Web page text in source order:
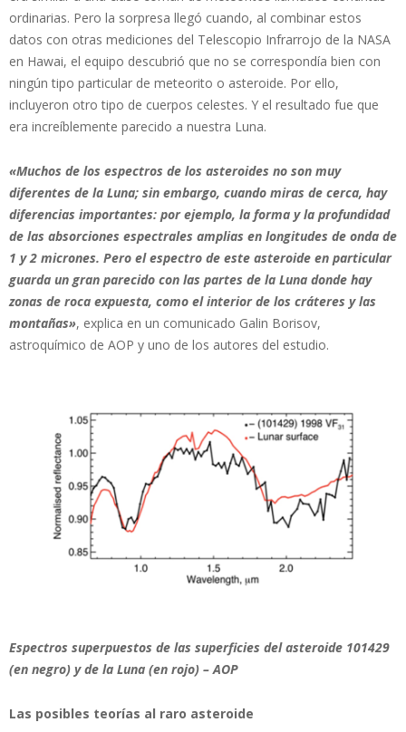
ordinarias. Pero la sorpresa llegó cuando, al combinar estos
datos con otras mediciones del Telescopio Infrarrojo de la NASA
en Hawai, el equipo descubrió que no se correspondía bien con
ningún tipo particular de meteorito o asteroide. Por ello,
incluyeron otro tipo de cuerpos celestes. Y el resultado fue que
era increíblemente parecido a nuestra Luna.
«Muchos de los espectros de los asteroides no son muy
diferentes de la Luna; sin embargo, cuando miras de cerca, hay
diferencias importantes: por ejemplo, la forma y la profundidad
de las absorciones espectrales amplias en longitudes de onda de
1 y 2 micrones. Pero el espectro de este asteroide en particular
guarda un gran parecido con las partes de la Luna donde hay
zonas de roca expuesta, como el interior de los cráteres y las
montañas», explica en un comunicado Galin Borisov,
astroquímico de AOP y uno de los autores del estudio.
Espectros superpuestos de las superficies del asteroide 101429
(en negro) y de la Luna (en rojo) – AOP
Las posibles teorías al raro asteroide